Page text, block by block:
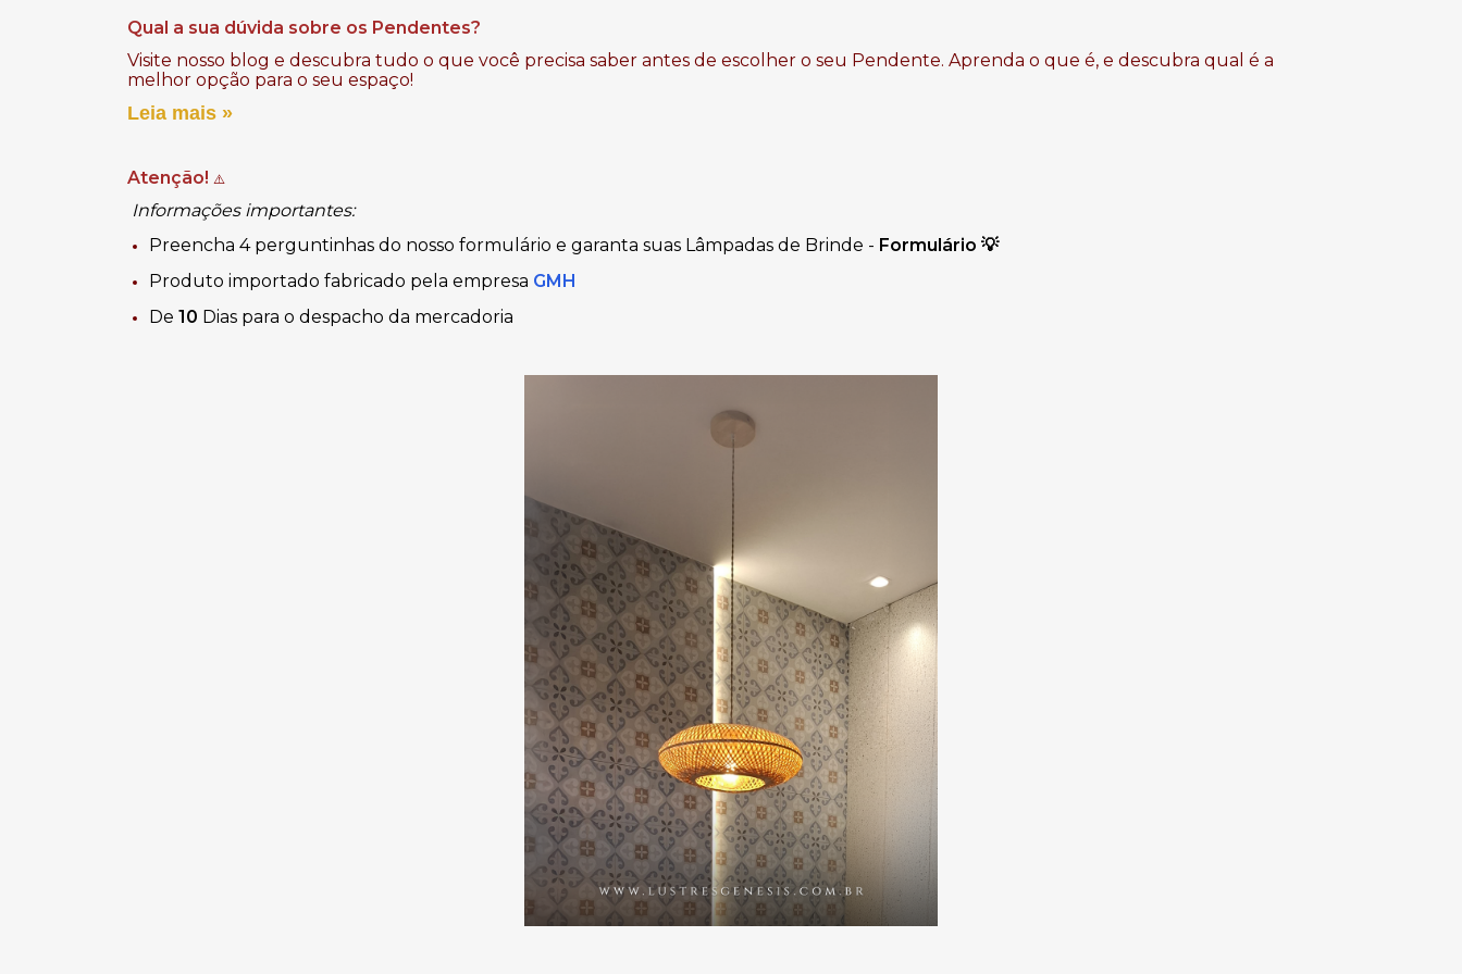
Qual a sua dúvida sobre os Pendentes?
Visite nosso blog e descubra tudo o que você precisa saber antes de escolher o seu Pendente. Aprenda o que é, e descubra qual é a
melhor opção para o seu espaço!
Leia mais »
Atenção! ⚠️
Informações importantes:
Preencha 4 perguntinhas do nosso formulário e garanta suas Lâmpadas de Brinde - Formulário 💡
Produto importado fabricado pela empresa GMH
De 10 Dias para o despacho da mercadoria